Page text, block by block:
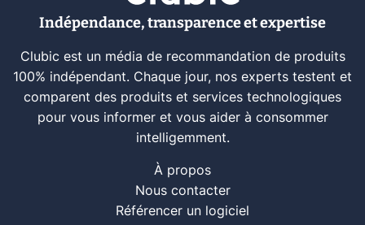
Indépendance, transparence et expertise
Clubic est un média de recommandation de produits
100% indépendant. Chaque jour, nos experts testent et
comparent des produits et services technologiques
pour vous informer et vous aider à consommer
intelligemment.
À propos
Nous contacter
Référencer un logiciel